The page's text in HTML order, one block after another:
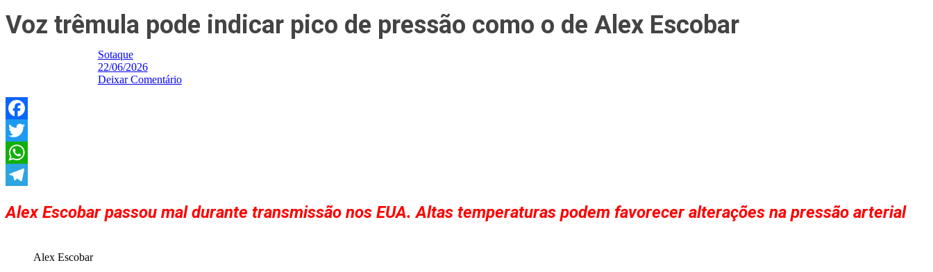
Voz trêmula pode indicar pico de pressão como o de Alex Escobar
Sotaque
22/06/2026
Deixar Comentário
Facebook
Twitter
WhatsApp
Alex Escobar passou mal durante transmissão nos EUA. Altas temperaturas podem favorecer alterações na pressão arterial
Alex Escobar